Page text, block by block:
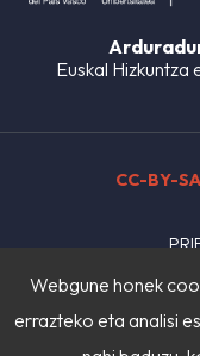
Euskal Hizkuntza
CC-BY-SA
Webgune honek
errazteko eta analisi